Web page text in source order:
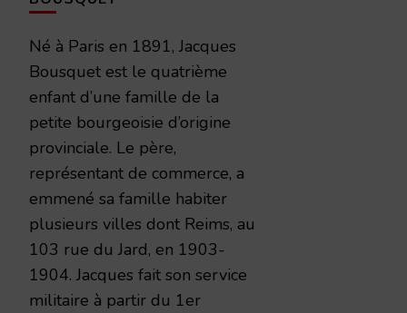
Né à Paris en 1891, Jacques
Bousquet est le quatrième
enfant d’une famille de la
petite bourgeoisie d’origine
provinciale. Le père,
représentant de commerce, a
emmené sa famille habiter
plusieurs villes dont Reims, au
103 rue du Jard, en 1903-
1904. Jacques fait son service
militaire à partir du 1er